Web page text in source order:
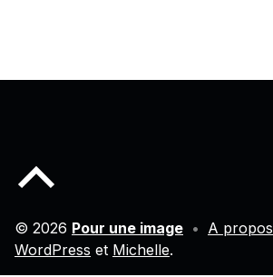
© 2026 Pour une image • A propos
WordPress et Michelle.